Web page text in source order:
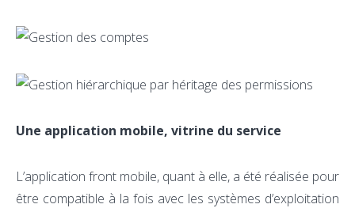
Une application mobile, vitrine du service
L’application front mobile, quant à elle, a été réalisée pour
être compatible à la fois avec les systèmes d’exploitation